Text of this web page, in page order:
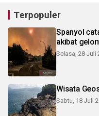
Terpopuler
Spanyol
akibat
Selasa, 28 Juli
Wisata
Sabtu, 18 Juli